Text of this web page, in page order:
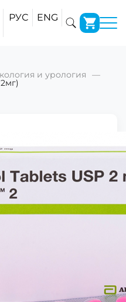
РУС ENG
и урология